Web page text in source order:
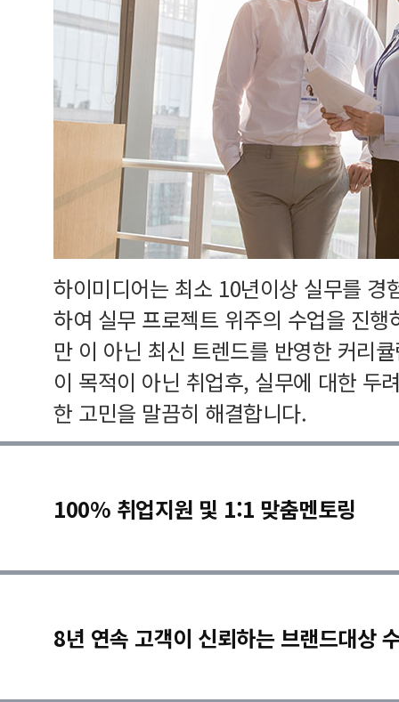
하이미디어는 최소 10년이상 실무를 경
하여 실무 프로젝트 위주의 수업을 진
만 이 아닌 최신 트렌드를 반영한 커리
이 목적이 아닌 취업후, 실무에 대한 두
한 고민을 말끔히 해결합니다.
100% 취업지원 및 1:1 맞춤멘토링
8년 연속 고객이 신뢰하는 브랜드대상